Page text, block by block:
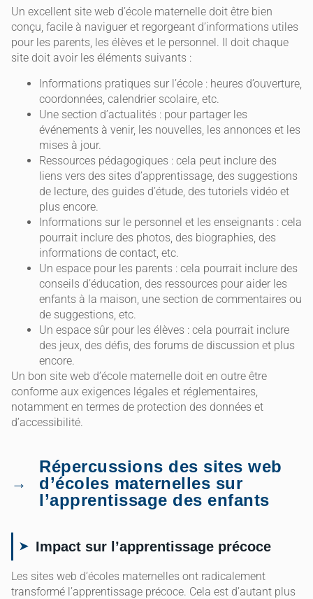
Un excellent site web d’école maternelle doit être bien
conçu, facile à naviguer et regorgeant d’informations utiles
pour les parents, les élèves et le personnel. Il doit chaque
site doit avoir les éléments suivants :
Informations pratiques sur l’école : heures d’ouverture,
coordonnées, calendrier scolaire, etc.
Une section d’actualités : pour partager les
événements à venir, les nouvelles, les annonces et les
mises à jour.
Ressources pédagogiques : cela peut inclure des
liens vers des sites d’apprentissage, des suggestions
de lecture, des guides d’étude, des tutoriels vidéo et
plus encore.
Informations sur le personnel et les enseignants : cela
pourrait inclure des photos, des biographies, des
informations de contact, etc.
Un espace pour les parents : cela pourrait inclure des
conseils d’éducation, des ressources pour aider les
enfants à la maison, une section de commentaires ou
de suggestions, etc.
Un espace sûr pour les élèves : cela pourrait inclure
des jeux, des défis, des forums de discussion et plus
encore.
Un bon site web d’école maternelle doit en outre être
conforme aux exigences légales et réglementaires,
notamment en termes de protection des données et
d’accessibilité.
Répercussions des sites web
d’écoles maternelles sur
l’apprentissage des enfants
Impact sur l’apprentissage précoce
Les sites web d’écoles maternelles ont radicalement
transformé l’apprentissage précoce. Cela est d’autant plus